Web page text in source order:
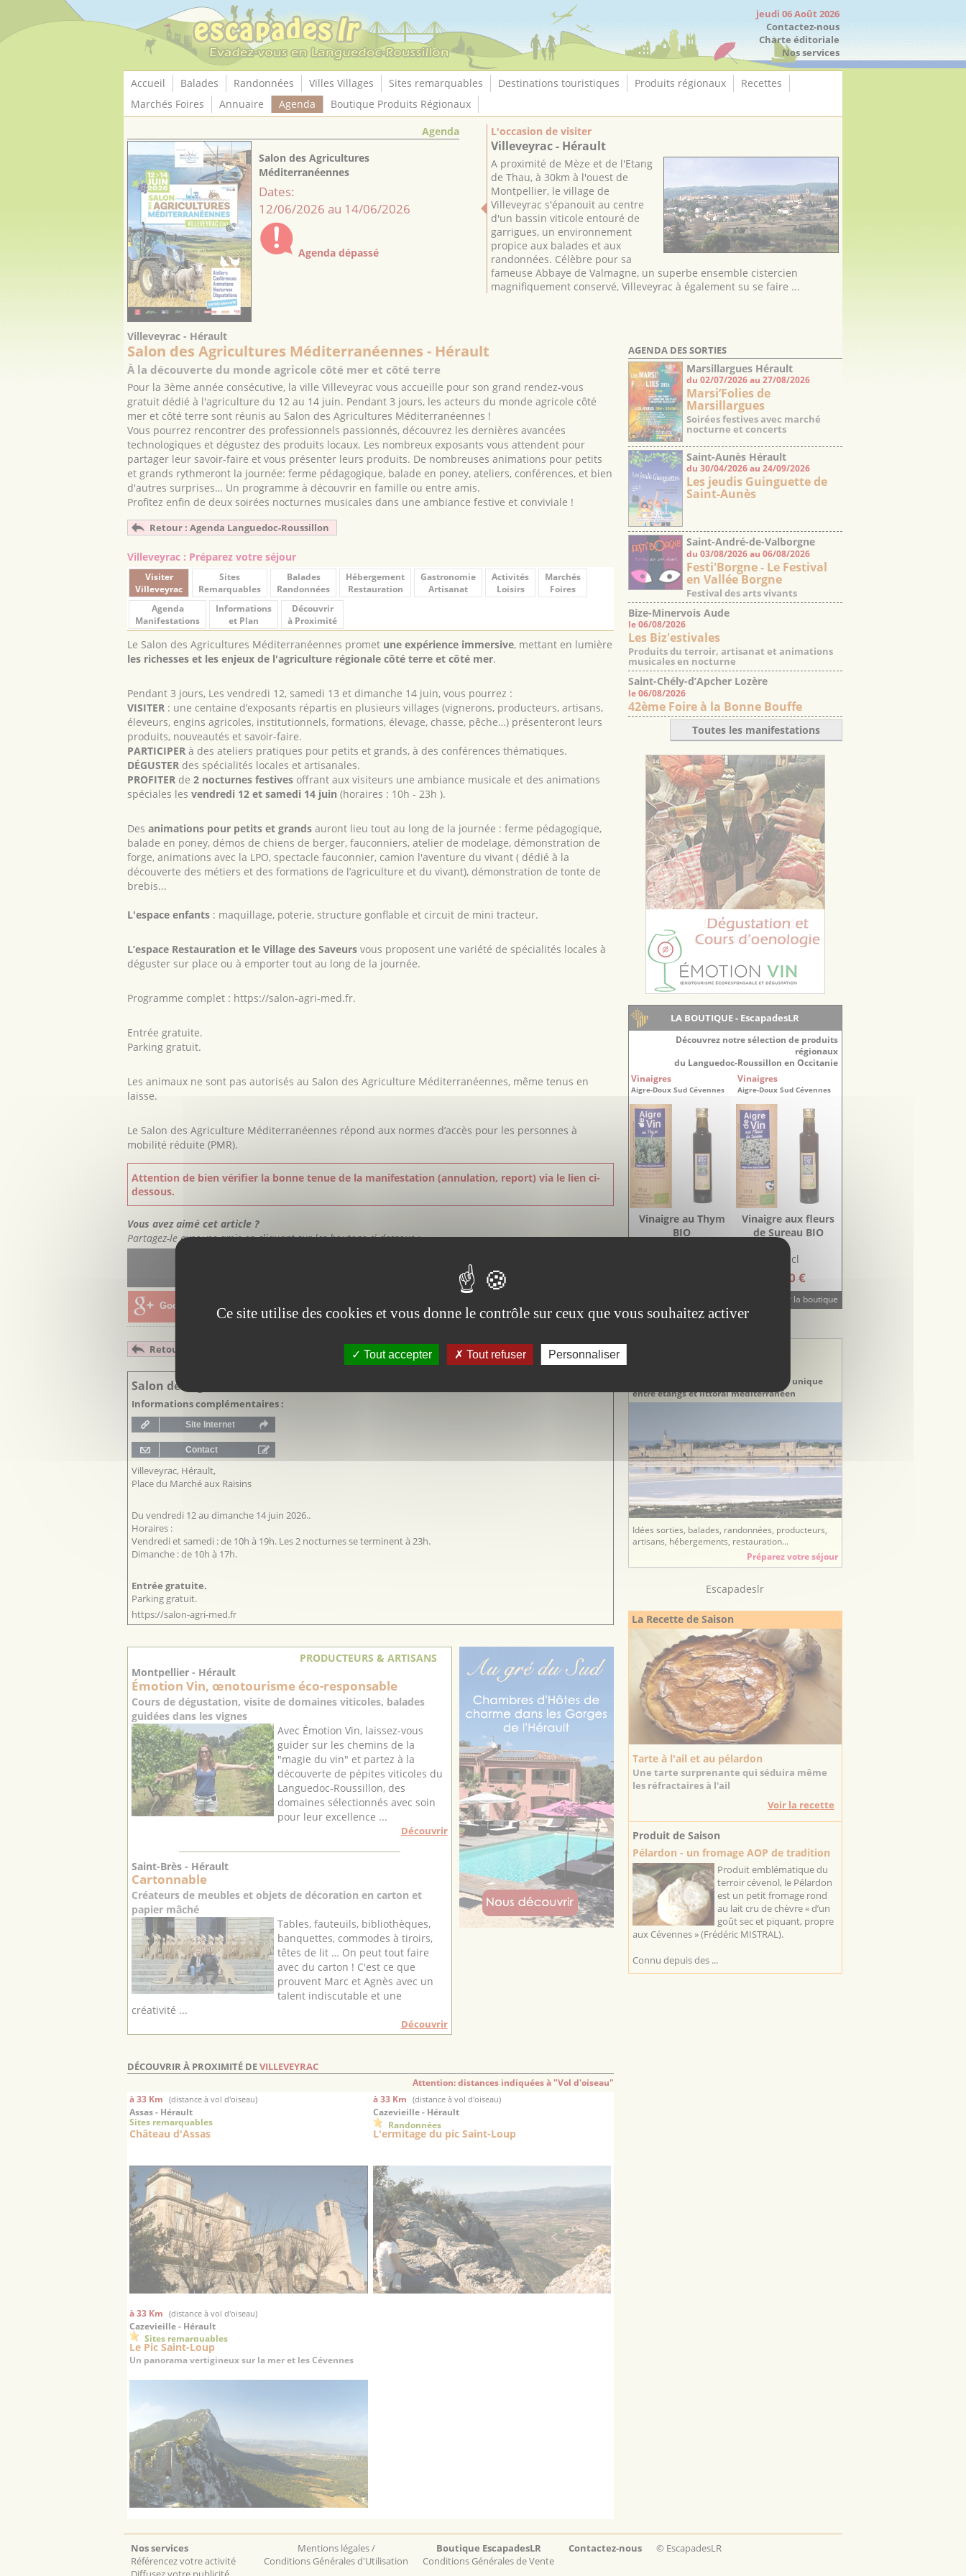
jeudi 06 Août 2026
Contactez-nous
Charte éditoriale
Nos services
Accueil Balades Randonnées Villes Villages Sites remarquables Destinations touristiques Produits régionaux
Recettes
Marchés Foires
Annuaire Agenda
Boutique Produits Régionaux
Agenda
Salon des Agricultures
Méditerranéennes
Dates:
12/06/2026 au 14/06/2026
Agenda dépassé
L'occasion de visiter
Villeveyrac - Hérault
A proximité de Mèze et de l'Etang
de Thau, à 30km à l'ouest de
Montpellier, le village de
Villeveyrac s'épanouit au centre
d'un bassin viticole entouré de
garrigues, un environnement
propice aux balades et aux
randonnées. Célèbre pour sa
fameuse Abbaye de Valmagne, un superbe ensemble cistercien
magnifiquement conservé, Villeveyrac à également su se faire ...
Villeveyrac - Hérault
Salon des Agricultures Méditerranéennes - Hérault
À la découverte du monde agricole côté mer et côté terre
Pour la 3ème année consécutive, la ville Villeveyrac vous accueille pour son grand rendez-vous
gratuit dédié à l'agriculture du 12 au 14 juin. Pendant 3 jours, les acteurs du monde agricole côté
mer et côté terre sont réunis au Salon des Agricultures Méditerranéennes !
Vous pourrez rencontrer des professionnels passionnés, découvrez les dernières avancées
technologiques et dégustez des produits locaux. Les nombreux exposants vous attendent pour
partager leur savoir-faire et vous présenter leurs produits. De nombreuses animations pour petits
et grands rythmeront la journée: ferme pédagogique, balade en poney, ateliers, conférences, et bien
d'autres surprises… Un programme à découvrir en famille ou entre amis.
Profitez enfin de deux soirées nocturnes musicales dans une ambiance festive et conviviale !
Retour : Agenda Languedoc-Roussillon
Villeveyrac : Préparez votre séjour
Visiter
Villeveyrac
Sites
Remarquables
Balades
Randonnées
Hébergement
Restauration
Gastronomie
Artisanat
Activités
Loisirs
Marchés
Foires
Agenda
Manifestations
Informations
et Plan
Découvrir
à Proximité
Le Salon des Agricultures Méditerranéennes promet une expérience immersive, mettant en lumière
les richesses et les enjeux de l'agriculture régionale côté terre et côté mer.
Pendant 3 jours, Les vendredi 12, samedi 13 et dimanche 14 juin, vous pourrez :
VISITER : une centaine d’exposants répartis en plusieurs villages (vignerons, producteurs, artisans,
éleveurs, engins agricoles, institutionnels, formations, élevage, chasse, pêche…) présenteront leurs
produits, nouveautés et savoir-faire.
PARTICIPER à des ateliers pratiques pour petits et grands, à des conférences thématiques.
DÉGUSTER des spécialités locales et artisanales.
PROFITER de 2 nocturnes festives offrant aux visiteurs une ambiance musicale et des animations
spéciales les vendredi 12 et samedi 14 juin (horaires : 10h - 23h ).
Des animations pour petits et grands auront lieu tout au long de la journée : ferme pédagogique,
balade en poney, démos de chiens de berger, fauconniers, atelier de modelage, démonstration de
forge, animations avec la LPO, spectacle fauconnier, camion l'aventure du vivant ( dédié à la
découverte des métiers et des formations de l’agriculture et du vivant), démonstration de tonte de
brebis...
L'espace enfants : maquillage, poterie, structure gonflable et circuit de mini tracteur.
L’espace Restauration et le Village des Saveurs vous proposent une variété de spécialités locales à
déguster sur place ou à emporter tout au long de la journée.
Programme complet : https://salon-agri-med.fr.
Entrée gratuite.
Parking gratuit.
Les animaux ne sont pas autorisés au Salon des Agriculture Méditerranéennes, même tenus en
laisse.
Le Salon des Agriculture Méditerranéennes répond aux normes d’accès pour les personnes à
mobilité réduite (PMR).
Attention de bien vérifier la bonne tenue de la manifestation (annulation, report) via le lien ci-
dessous.
Vous avez aimé cet article ?
Partagez-le avec vos amis en cliquant sur les boutons ci-dessous :
Google+ Twitter Email
Retour : Agenda Languedoc-Roussillon
Salon des Agricultures Méditerranéennes
Informations complémentaires :
Villeveyrac, Hérault,
Place du Marché aux Raisins
Du vendredi 12 au dimanche 14 juin 2026..
Horaires :
Vendredi et samedi : de 10h à 19h. Les 2 nocturnes se terminent à 23h.
Dimanche : de 10h à 17h.
Entrée gratuite.
Parking gratuit.
https://salon-agri-med.fr
PRODUCTEURS & ARTISANS
Montpellier - Hérault
Émotion Vin, œnotourisme éco-responsable
Cours de dégustation, visite de domaines viticoles, balades
guidées dans les vignes
Avec Émotion Vin, laissez-vous
guider sur les chemins de la
"magie du vin" et partez à la
découverte de pépites viticoles du
Languedoc-Roussillon, des
domaines sélectionnés avec soin
pour leur excellence ...
Découvrir
Saint-Brès - Hérault
Cartonnable
Créateurs de meubles et objets de décoration en carton et
papier mâché
Tables, fauteuils, bibliothèques,
banquettes, commodes à tiroirs,
têtes de lit … On peut tout faire
avec du carton ! C'est ce que
prouvent Marc et Agnès avec un
talent indiscutable et une
créativité ...
Découvrir
DÉCOUVRIR À PROXIMITÉ DEVILLEVEYRAC
Attention: distances indiquées à "Vol d'oiseau"
à 33 Km
(distance à vol d'oiseau)
Assas - Hérault
Sites remarquables
Château d'Assas
à 33 Km (distance à vol d'oiseau)
Cazevieille - Hérault
Randonnées
L'ermitage du pic Saint-Loup
à 33 Km (distance à vol d'oiseau)
Cazevieille - Hérault
Sites remarquables
Le Pic Saint-Loup
Un panorama vertigineux sur la mer et les Cévennes
AGENDA DES SORTIES
Marsillargues Hérault
du 02/07/2026 au 27/08/2026
Marsi’Folies de
Marsillargues
Soirées festives avec marché
nocturne et concerts
Saint-Aunès Hérault
du 30/04/2026 au 24/09/2026
Les jeudis Guinguette de
Saint-Aunès
Saint-André-de-Valborgne
Gard
du 03/08/2026 au 06/08/2026
Festi'Borgne - Le Festival
en Vallée Borgne
Festival des arts vivants
Bize-Minervois Aude
le 06/08/2026
Les Biz'estivales
Produits du terroir, artisanat et animations
musicales en nocturne
Saint-Chély-d’Apcher Lozère
le 06/08/2026
42ème Foire à la Bonne Bouffe
Toutes les manifestations
LA BOUTIQUE - EscapadesLR
Découvrez notre sélection de produits
régionaux
du Languedoc-Roussillon en Occitanie
Vinaigres
Aigre-Doux Sud Cévennes
Vinaigre au Thym
BIO
Vinaigres
Aigre-Doux Sud Cévennes
Vinaigre aux fleurs
de Sureau BIO
25 cl
5.20 €
Visiter la boutique
Partez à la découverte d’un territoire unique
entre étangs et littoral méditerranéen
Idées sorties, balades, randonnées, producteurs,
artisans, hébergements, restauration...
Préparez votre séjour
Escapadeslr
La Recette de Saison
Tarte à l'ail et au pélardon
Une tarte surprenante qui séduira même
les réfractaires à l'ail
Voir la recette
Produit de Saison
Pélardon - un fromage AOP de tradition
Produit emblématique du
terroir cévenol, le Pélardon
est un petit fromage rond
au lait cru de chèvre « d’un
goût sec et piquant, propre
aux Cévennes » (Frédéric MISTRAL).
Connu depuis des ...
Nos services
Référencez votre activité
Mentions légales /
Conditions Générales d'Utilisation
Boutique EscapadesLR
Conditions Générales de Vente
Contactez-nous © EscapadesLR
Panneau de gestion des cookies
Ce site utilise des cookies et vous donne le contrôle sur ceux que vous souhaitez activer
Tout accepter Tout refuser Personnaliser